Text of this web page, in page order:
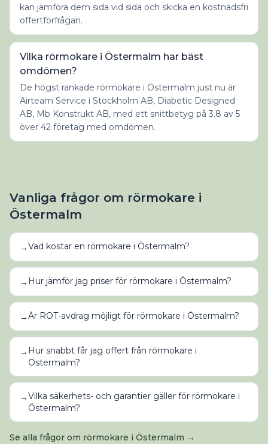
kan jämföra dem sida vid sida och skicka en kostnadsfri
offertförfrågan.
Vilka rörmokare i Östermalm har bäst
omdömen?
De högst rankade rörmokare i Östermalm just nu är
Airteam Service i Stockholm AB, Diabetic Designed
AB, Mb Konstrukt AB, med ett snittbetyg på 3.8 av 5
över 42 företag med omdömen.
Vanliga frågor om rörmokare i
Östermalm
→Vad kostar en rörmokare i Östermalm?
→ Hur jämför jag priser för rörmokare i Östermalm?
→Är ROT-avdrag möjligt för rörmokare i Östermalm?
→ Hur snabbt får jag offert från rörmokare i
Östermalm?
→Vilka säkerhets- och garantier gäller för rörmokare i
Östermalm?
Se alla frågor om rörmokare i Östermalm →